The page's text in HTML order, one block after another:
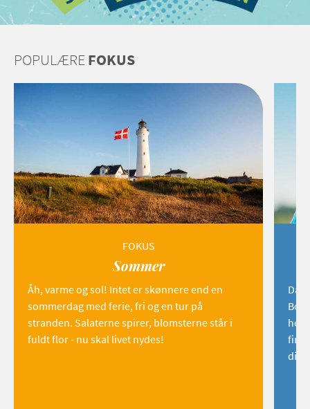
POPULÆREFOKUS
FOKUS
Sommer
Åh, varme og sol! Intet er skønnere end en
sommerdag med ferie, fri og en tur på
stranden. Salaterne spirer, blomsterne står i
fuldt flor - nu skal livet nydes!
find
dig!